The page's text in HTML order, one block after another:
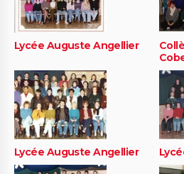
Lycée Auguste Angellier
Lycée Auguste Angellier